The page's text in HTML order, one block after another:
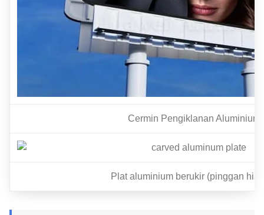
Cermin Pengiklanan Aluminium
Plat aluminium berukir (pinggan